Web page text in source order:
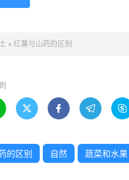
» 红薯与山药的区别
   
的区别 自然 蔬菜和水果